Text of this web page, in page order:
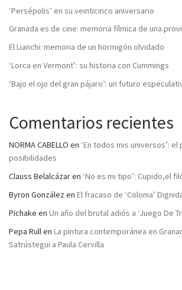
‘Persépolis’ en su veinticinco aniversario
Granada es de cine: memoria fílmica de una
El Lianchi: memoria de un hormigón olvidado
‘Lorca en Vermont’: su historia con Cummings
‘Bajo el ojo del gran pájaro’: un futuro
Comentarios recientes
NORMA CABELLO en ‘En todos mis universos’:
posibilidades
Clauss Belalcázaren ‘No es mi tipo’: Cupido,el
Byron González en El fracaso de ‘Colonia’
Pichake en Un año del brutal adiós a ‘Juego De
Pepa Rullen La pintura contemporánea en
Satrústegui a Paula Cervilla